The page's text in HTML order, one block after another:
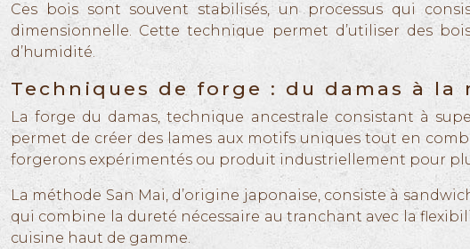
Ces bois sont souvent stabilisés, un processus qui
dimensionnelle. Cette technique permet d’utiliser des
d’humidité.
Techniques de forge : du damas à la
La forge du damas, technique ancestrale consistant à
permet de créer des lames aux motifs uniques tout en
forgerons expérimentés ou produit industriellement pour
La méthode San Mai, d’origine japonaise, consiste à
qui combine la dureté nécessaire au tranchant avec la
cuisine haut de gamme.